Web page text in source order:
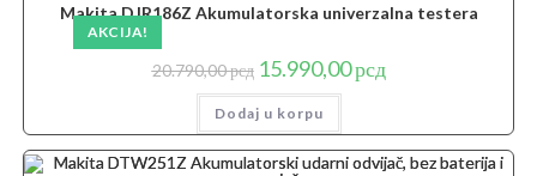
AKCIJA!
Makita DJR186Z Akumulatorska univerzalna testera
20.790,00рсд Originalna
cena
je
bila:
20.790,00 рсд.
15.990,00рсдTrenutna
cena
Dodaj u korpu